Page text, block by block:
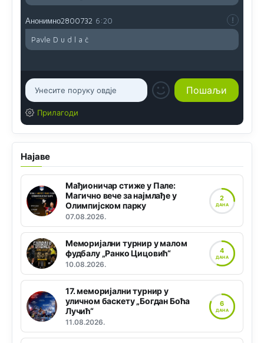
Анонимно2800732 6:20
Pavle D u d l a č
Прилагоди
Најаве
Мађионичар стиже у Пале:
Магично вече за најмлађе у
Олимпијском парку
07.08.2026.
2
ДАНА
Меморијални турнир у малом
фудбалу „Ранко Цицовић“
10.08.2026.
4
ДАНА
17. меморијални турнир у
уличном баскету „Богдан Боћа
Лучић“
11.08.2026.
6
ДАНА